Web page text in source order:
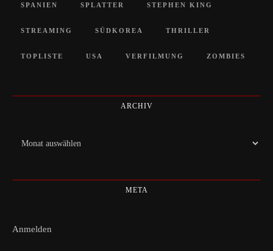
SPANIEN SPLATTER STEPHEN KING
STREAMING SÜDKOREA THRILLER
TOPLISTE USA VERFILMUNG ZOMBIES
ARCHIV
Archiv
META
Anmelden